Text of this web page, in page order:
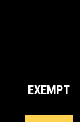
EXEMPT